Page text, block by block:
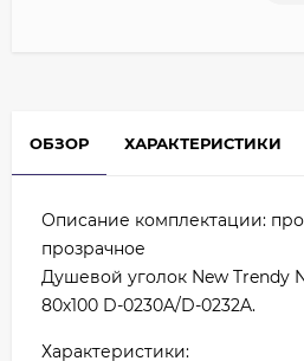
ОБЗОР ХАРАКТЕРИСТИКИ
Описание комплектации:
прозрачное
Душевой уголок New Trendy
80х100 D-0230A/D-0232A.
Характеристики: